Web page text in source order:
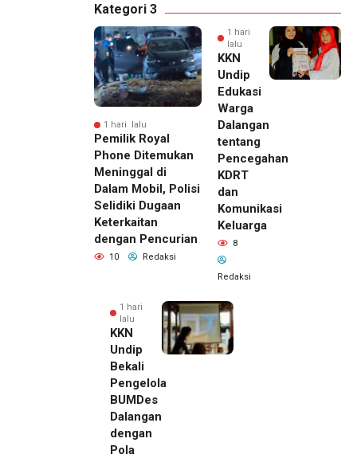
Kategori 3
1 hari lalu
Pemilik Royal
Phone Ditemukan
Meninggal di
Dalam Mobil, Polisi
Selidiki Dugaan
Keterkaitan
dengan Pencurian
10 Redaksi
1 hari
lalu
KKN
Undip
Edukasi
Warga
Dalangan
tentang
Pencegahan
KDRT
dan
Komunikasi
Keluarga
8
Redaksi
1 hari
lalu
KKN
Undip
Bekali
Pengelola
BUMDes
Dalangan
dengan
Pola